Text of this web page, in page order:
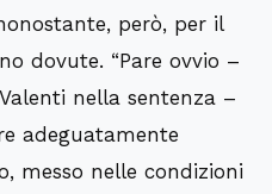
però, per il
dovute. “Pare ovvio –
nella sentenza –
adeguatamente
messo nelle condizioni